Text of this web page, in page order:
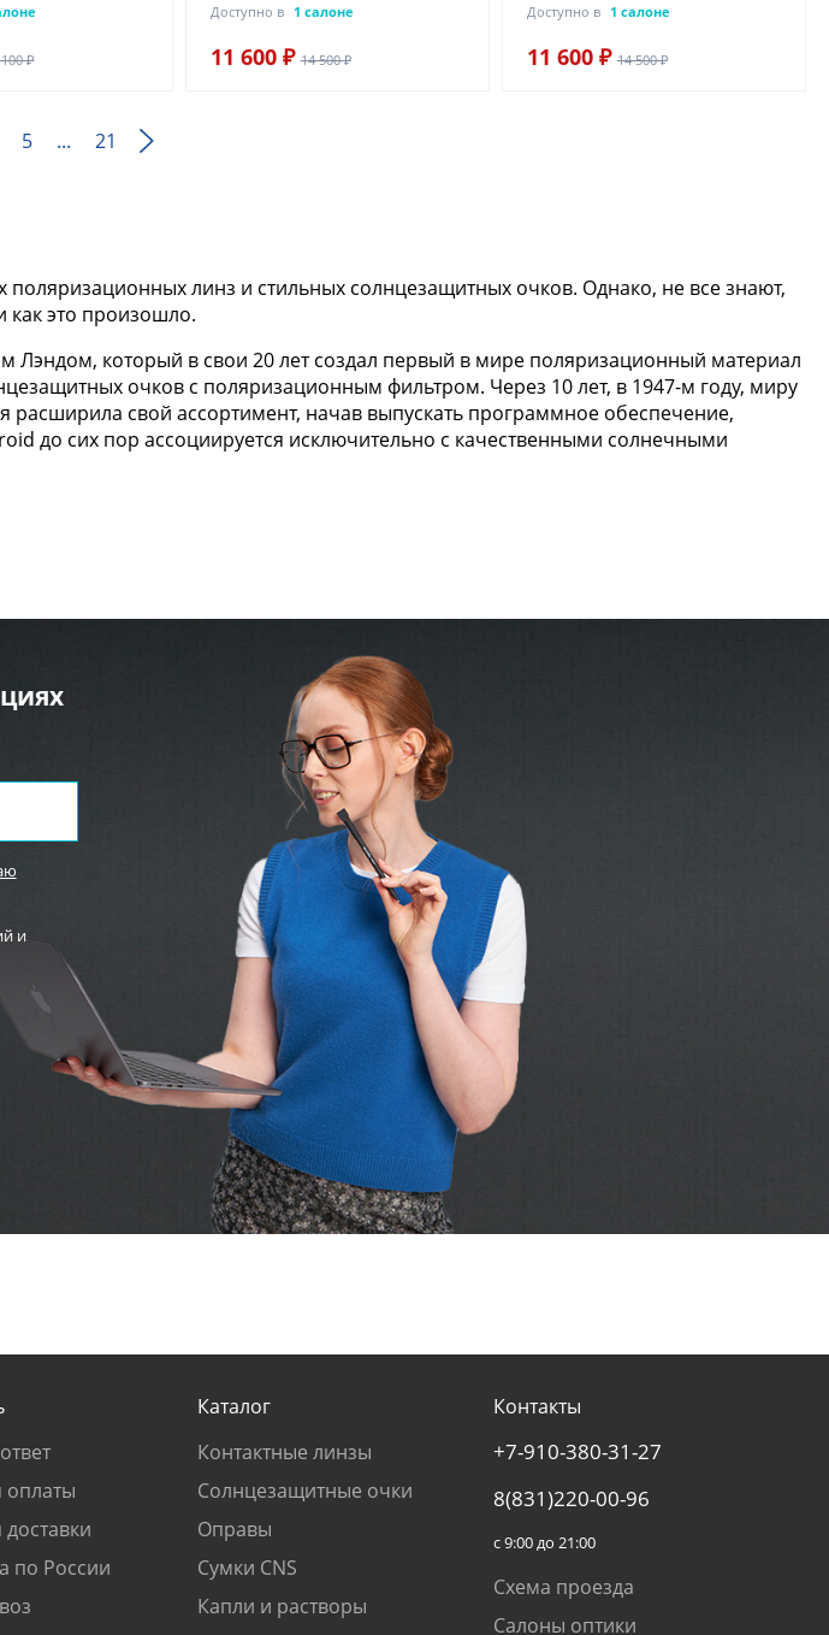
₽
Доступно в 1 салоне
11 600 ₽ 14 500 ₽
Доступно в 1 салоне
11 600 ₽ 14 500 ₽
5 ... 21
линз и стильных солнцезащитных очков. Однако, не все знают,
как это произошло.
который в свои 20 лет создал первый в мире поляризационный материал
очков с поляризационным фильтром. Через 10 лет, в 1947-м году, миру
свой ассортимент, начав выпускать программное обеспечение,
до сих пор ассоциируется исключительно с качественными солнечными
и
оплаты
по России
Каталог
Контактные линзы
Солнцезащитные очки
Оправы
Сумки CNS
Капли и растворы
Контакты
+7-910-380-31-27
8(831)220-00-96
с 9:00 до 21:00
Схема проезда
Салоны оптики